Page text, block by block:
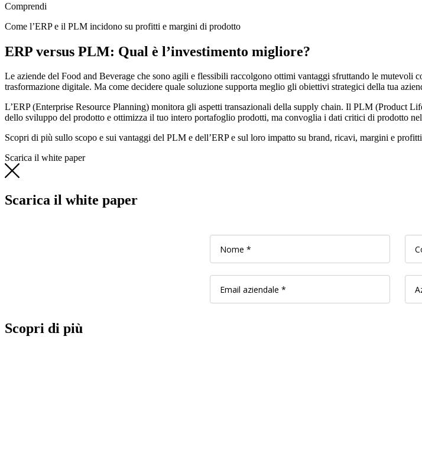
Comprendi
Come l’ERP e il PLM incidono su profitti e margini di prodotto
ERP versus PLM: Qual è l’investimento migliore?
Le aziende del Food and Beverage che sono agili e flessibili raccolgono ottimi vantaggi sfruttando le mutevoli
trasformazione digitale. Ma come decidere quale soluzione supporta meglio gli obiettivi strategici della tua
L’ERP (Enterprise Resource Planning) monitora gli aspetti transazionali della supply chain. Il PLM (Product
dello sviluppo del prodotto e ottimizza il tuo intero portafoglio prodotti, ma convoglia i dati critici di prodotto
Scopri di più sullo scopo e sui vantaggi del PLM e dell’ERP e sul loro impatto su brand, ricavi, margini e
Scarica il white paper
Scarica il white paper
Scopri di più